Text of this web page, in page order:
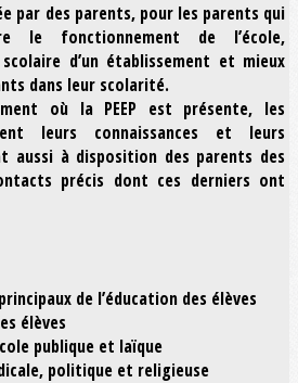
par des parents, pour les parents qui
le fonctionnement de l’école,
d’un établissement et mieux
dans leur scolarité.
où la PEEP est présente, les
leurs connaissances et leurs
aussi à disposition des parents des
précis dont ces derniers ont
de l’éducation des élèves
élèves
publique et laïque
politique et religieuse